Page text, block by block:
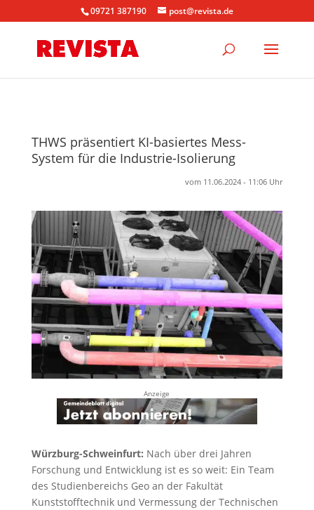
09721 387190 post@revista.de
THWS präsentiert KI-basiertes Mess-
System für die Industrie-Isolierung
vom 11.06.2024 - 11:06 Uhr
Anzeige
Würzburg-Schweinfurt: Nach über drei Jahren
Forschung und Entwicklung ist es so weit: Ein Team
des Studienbereichs Geo an der Fakultät
Kunststofftechnik und Vermessung der Technischen